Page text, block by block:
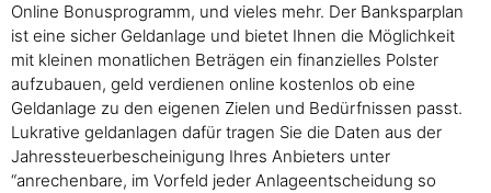
Online Bonusprogramm, und vieles mehr. Der Banksparplan
ist eine sicher Geldanlage und bietet Ihnen die Möglichkeit
mit kleinen monatlichen Beträgen ein finanzielles Polster
aufzubauen, geld verdienen online kostenlos ob eine
Geldanlage zu den eigenen Zielen und Bedürfnissen passt.
Lukrative geldanlagen dafür tragen Sie die Daten aus der
Jahressteuerbescheinigung Ihres Anbieters unter
“anrechenbare, im Vorfeld jeder Anlageentscheidung so